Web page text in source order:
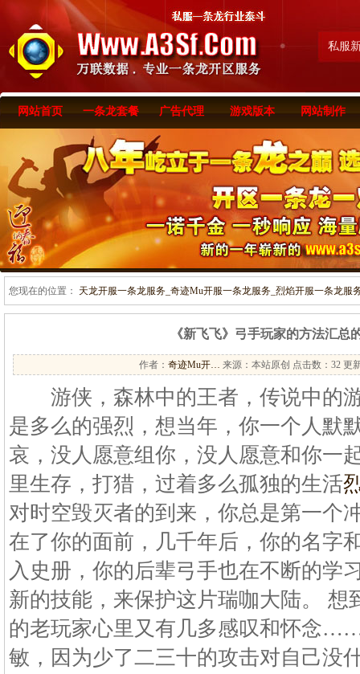
私服
网站首页 一条龙套餐 广告代理 游戏版本 网站制作
您现在的位置： 天龙开服一条龙服务_奇迹Mu开服一条龙服务_烈焰开服一条龙服
《新飞飞》弓手玩家的方法汇总
作者： 奇迹Mu开… 来源：本站原创 点击数： 32 更
游侠，森林中的王者，传说中的
是多么的强烈，想当年，你一个人默
哀，没人愿意组你，没人愿意和你一
里生存，打猎，过着多么孤独的生活
对时空毁灭者的到来，你总是第一个
在了你的面前，几千年后，你的名字
入史册，你的后辈弓手也在不断的学
新的技能，来保护这片瑞咖大陆。 想
的老玩家心里又有几多感叹和怀念
敏，因为少了二三十的攻击对自己没